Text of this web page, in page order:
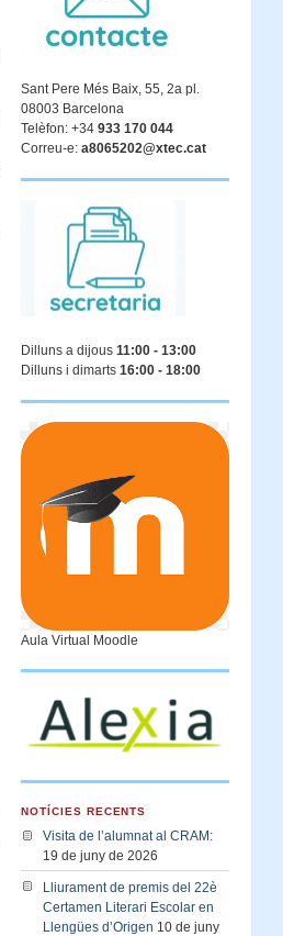
Sant Pere Més Baix, 55, 2a pl.
08003 Barcelona
Telèfon: +34 933 170 044
Correu-e: a8065202@xtec.cat
Dilluns a dijous 11:00 - 13:00
Dilluns i dimarts 16:00 - 18:00
Aula Virtual Moodle
NOTÍCIES RECENTS
Visita de l’alumnat al CRAM:
19 de juny de 2026
Lliurament de premis del 22è
Certamen Literari Escolar en
Llengües d’Origen 10 de juny